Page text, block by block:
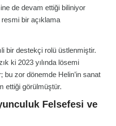
de devam ettiği biliniyor
bir açıklama
bir destekçi rolü üstlenmiştir.
ki 2023 yılında lösemi
bu zor dönemde Helin’in sanat
ettiği görülmüştür.
Felsefesi ve